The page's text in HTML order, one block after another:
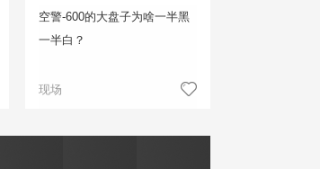
空警-600的大盘子为啥一半黑
一半白？
现场